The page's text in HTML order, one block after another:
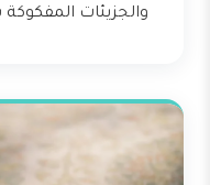
والجزيئات